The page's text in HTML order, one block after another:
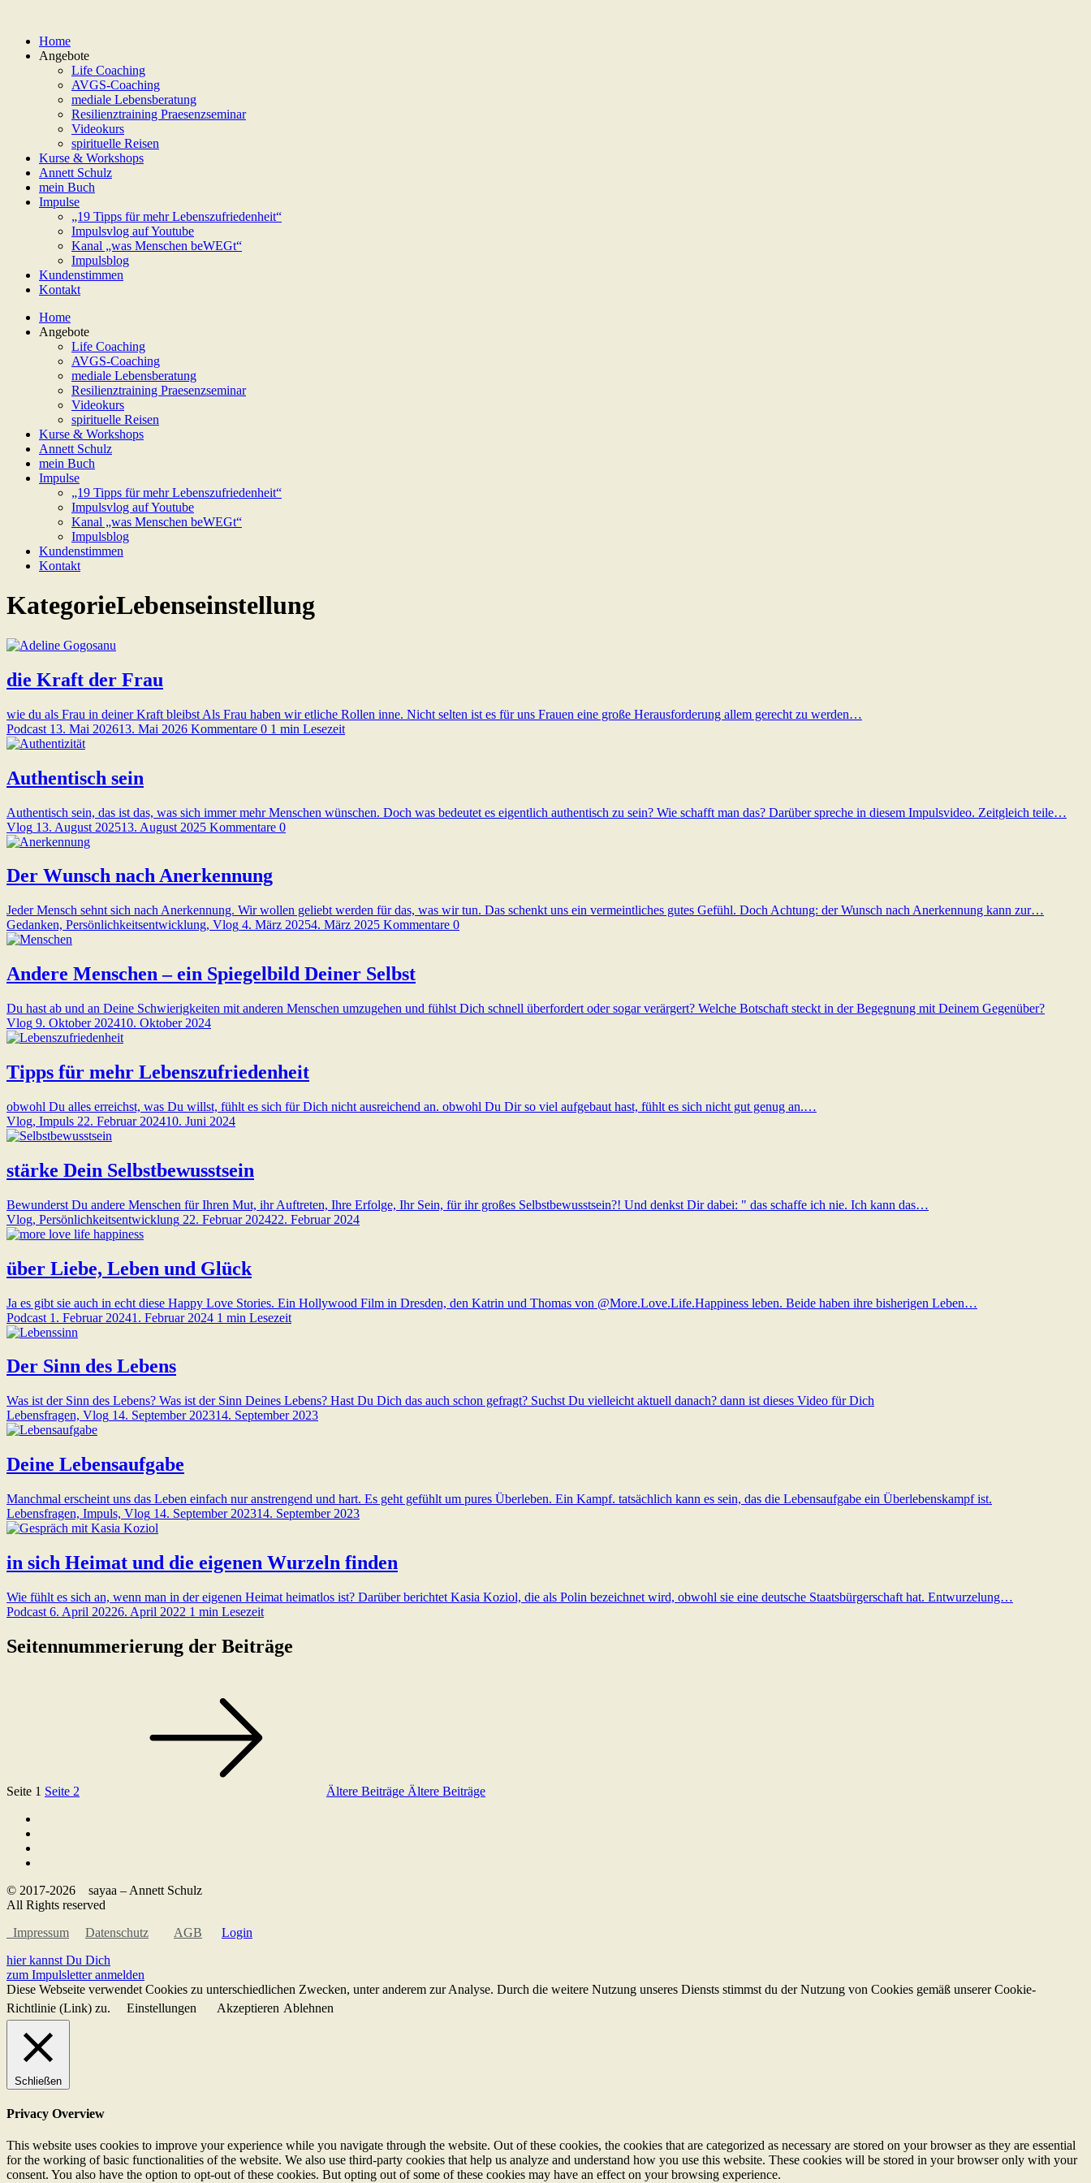
Home
Angebote
Life Coaching
AVGS-Coaching
mediale Lebensberatung
Resilienztraining Praesenzseminar
Videokurs
spirituelle Reisen
Kurse & Workshops
Annett Schulz
mein Buch
Impulse
„19 Tipps für mehr Lebenszufriedenheit“
Impulsvlog auf Youtube
Kanal „was Menschen beWEGt“
Impulsblog
Kundenstimmen
Kontakt
Home
Angebote
Life Coaching
AVGS-Coaching
mediale Lebensberatung
Resilienztraining Praesenzseminar
Videokurs
spirituelle Reisen
Kurse & Workshops
Annett Schulz
mein Buch
Impulse
„19 Tipps für mehr Lebenszufriedenheit“
Impulsvlog auf Youtube
Kanal „was Menschen beWEGt“
Impulsblog
Kundenstimmen
Kontakt
KategorieLebenseinstellung
die Kraft der Frau
wie du als Frau in deiner Kraft bleibst Als Frau haben wir etliche Rollen inne. Nicht selten ist es für uns Frauen eine große Herausforderung allem gerecht zu werden…
Podcast 13. Mai 202613. Mai 2026 Kommentare 0 1 min Lesezeit
Authentisch sein
Authentisch sein, das ist das, was sich immer mehr Menschen wünschen. Doch was bedeutet es eigentlich authentisch zu sein? Wie schafft man das? Darüber spreche in diesem Impulsvideo. Zeitgleich teile…
Vlog 13. August 202513. August 2025 Kommentare 0
Der Wunsch nach Anerkennung
Jeder Mensch sehnt sich nach Anerkennung. Wir wollen geliebt werden für das, was wir tun. Das schenkt uns ein vermeintliches gutes Gefühl. Doch Achtung: der Wunsch nach Anerkennung kann zur…
Gedanken, Persönlichkeitsentwicklung, Vlog 4. März 20254. März 2025 Kommentare 0
Andere Menschen – ein Spiegelbild Deiner Selbst
Du hast ab und an Deine Schwierigkeiten mit anderen Menschen umzugehen und fühlst Dich schnell überfordert oder sogar verärgert? Welche Botschaft steckt in der Begegnung mit Deinem Gegenüber?
Vlog 9. Oktober 202410. Oktober 2024
Tipps für mehr Lebenszufriedenheit
obwohl Du alles erreichst, was Du willst, fühlt es sich für Dich nicht ausreichend an. obwohl Du Dir so viel aufgebaut hast, fühlt es sich nicht gut genug an.…
Vlog, Impuls 22. Februar 202410. Juni 2024
stärke Dein Selbstbewusstsein
Bewunderst Du andere Menschen für Ihren Mut, ihr Auftreten, Ihre Erfolge, Ihr Sein, für ihr großes Selbstbewusstsein?! Und denkst Dir dabei: " das schaffe ich nie. Ich kann das…
Vlog, Persönlichkeitsentwicklung 22. Februar 202422. Februar 2024
über Liebe, Leben und Glück
Ja es gibt sie auch in echt diese Happy Love Stories. Ein Hollywood Film in Dresden, den Katrin und Thomas von @More.Love.Life.Happiness leben. Beide haben ihre bisherigen Leben…
Podcast 1. Februar 20241. Februar 2024 1 min Lesezeit
Der Sinn des Lebens
Was ist der Sinn des Lebens? Was ist der Sinn Deines Lebens? Hast Du Dich das auch schon gefragt? Suchst Du vielleicht aktuell danach? dann ist dieses Video für Dich
Lebensfragen, Vlog 14. September 202314. September 2023
Deine Lebensaufgabe
Manchmal erscheint uns das Leben einfach nur anstrengend und hart. Es geht gefühlt um pures Überleben. Ein Kampf. tatsächlich kann es sein, das die Lebensaufgabe ein Überlebenskampf ist.
Lebensfragen, Impuls, Vlog 14. September 202314. September 2023
in sich Heimat und die eigenen Wurzeln finden
Wie fühlt es sich an, wenn man in der eigenen Heimat heimatlos ist? Darüber berichtet Kasia Koziol, die als Polin bezeichnet wird, obwohl sie eine deutsche Staatsbürgerschaft hat. Entwurzelung…
Podcast 6. April 20226. April 2022 1 min Lesezeit
Seitennummerierung der Beiträge
Seite 1 Seite 2 Ältere Beiträge Ältere Beiträge
© 2017-2026 sayaa – Annett Schulz
All Rights reserved
Impressum
Datenschutz AGB
Login
hier kannst Du Dich
zum Impulsletter anmelden
Diese Webseite verwendet Cookies zu unterschiedlichen Zwecken, unter anderem zur Analyse. Durch die weitere Nutzung unseres Diensts stimmst du der Nutzung von Cookies gemäß unserer Cookie-
Richtlinie (Link) zu.
Einstellungen Akzeptieren Ablehnen
Schließen
Privacy Overview
This website uses cookies to improve your experience while you navigate through the website. Out of these cookies, the cookies that are categorized as necessary are stored on your browser as they are essential
for the working of basic functionalities of the website. We also use third-party cookies that help us analyze and understand how you use this website. These cookies will be stored in your browser only with your
consent. You also have the option to opt-out of these cookies. But opting out of some of these cookies may have an effect on your browsing experience.